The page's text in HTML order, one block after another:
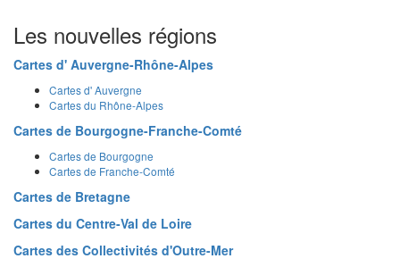
Les nouvelles régions
Cartes d' Auvergne-Rhône-Alpes
Cartes d' Auvergne
Cartes du Rhône-Alpes
Cartes de Bourgogne-Franche-Comté
Cartes de Bourgogne
Cartes de Franche-Comté
Cartes de Bretagne
Cartes du Centre-Val de Loire
Cartes des Collectivités d'Outre-Mer